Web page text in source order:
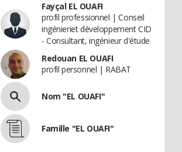
Fayçal EL OUAFI
profil professionnel | Conseil
ingénieriet développement CID
- Consultant, ingénieur d'étude
Redouan EL OUAFI
profil personnel | RABAT
Nom "EL OUAFI"
Famille "EL OUAFI"